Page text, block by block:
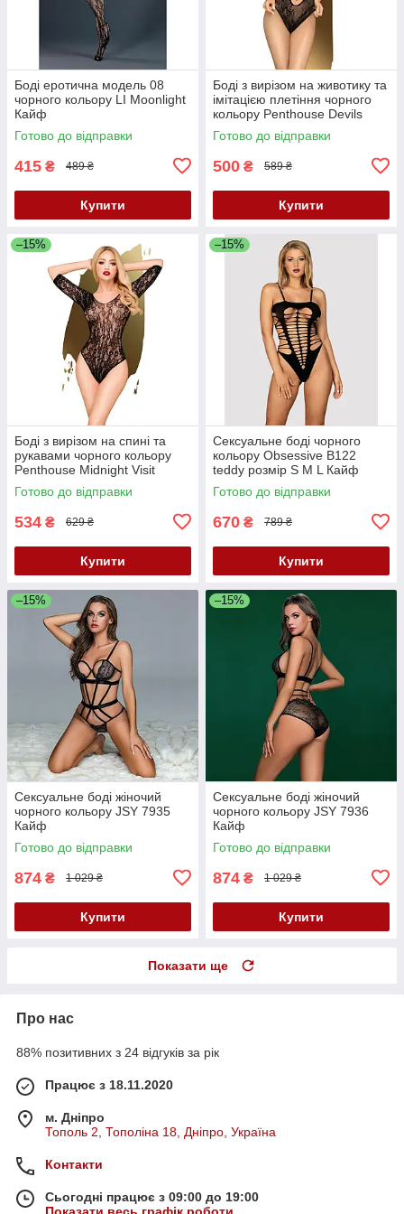
Боді еротична модель 08
чорного кольору LI Moonlight
Кайф
Готово до відправки
415 ₴ 489 ₴
Купити
Боді з вирізом на животику та
імітацією плетіння чорного
кольору Penthouse Devils
Advocate розміри S L Кайф
Готово до відправки
500 ₴ 589 ₴
Купити
–15%
Боді з вирізом на спині та
рукавами чорного кольору
Penthouse Midnight Visit
розміри S L Кайф
Готово до відправки
534 ₴ 629 ₴
Купити
–15%
Сексуальне боді чорного
кольору Obsessive B122
teddy розмір S M L Кайф
Готово до відправки
670 ₴ 789 ₴
Купити
–15%
Сексуальне боді жіночий
чорного кольору JSY 7935
Кайф
Готово до відправки
874 ₴ 1 029 ₴
Купити
–15%
Сексуальне боді жіночий
чорного кольору JSY 7936
Кайф
Готово до відправки
874 ₴ 1 029 ₴
Купити
Показати ще
Про нас
88% позитивних з 24 відгуків за рік
Працює з 18.11.2020
м. Дніпро
Тополь 2, Тополіна 18, Дніпро, Україна
Контакти
Сьогодні працює з 09:00 до 19:00